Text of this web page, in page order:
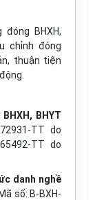
BHXH,
chỉnh đóng
thuận tiện
BHYT
TT do
TT do
danh nghề
số: B-BXH-